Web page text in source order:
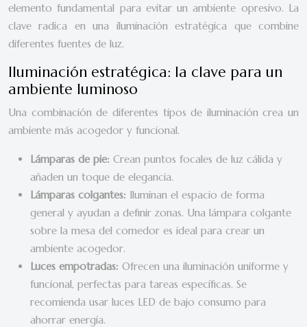
elemento fundamental para evitar un ambiente opresivo. La
clave radica en una iluminación estratégica que combine
diferentes fuentes de luz.
Iluminación estratégica: la clave para un
ambiente luminoso
Una combinación de diferentes tipos de iluminación crea un
ambiente más acogedor y funcional.
Lámparas de pie: Crean puntos focales de luz cálida y
añaden un toque de elegancia.
Lámparas colgantes: Iluminan el espacio de forma
general y ayudan a definir zonas. Una lámpara colgante
sobre la mesa del comedor es ideal para crear un
ambiente acogedor.
Luces empotradas: Ofrecen una iluminación uniforme y
funcional, perfectas para tareas específicas. Se
recomienda usar luces LED de bajo consumo para
ahorrar energía.